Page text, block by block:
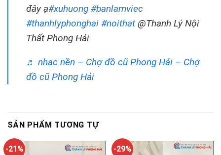
đây ạ#xuhuong #banlamviec
#thanhlyphonghai #noithat @Thanh Lý Nội
Thất Phong Hải
♬ nhạc nền – Chợ đồ cũ Phong Hải – Chợ
đồ cũ Phong Hải
SẢN PHẨM TƯƠNG TỰ
-21% -29%